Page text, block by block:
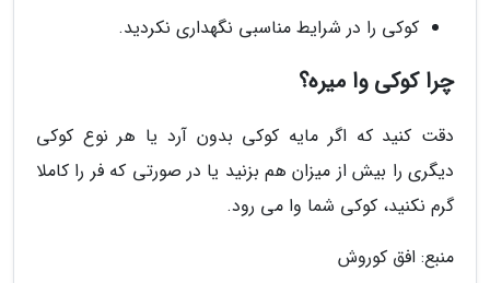
کوکی را در شرایط مناسبی نگهداری نکردید.
چرا کوکی وا میره؟
دقت کنید که اگر مایه کوکی بدون آرد یا هر نوع کوکی
دیگری را بیش از میزان هم بزنید یا در صورتی که فر را کاملا
گرم نکنید، کوکی شما وا می رود.
منبع: افق کوروش